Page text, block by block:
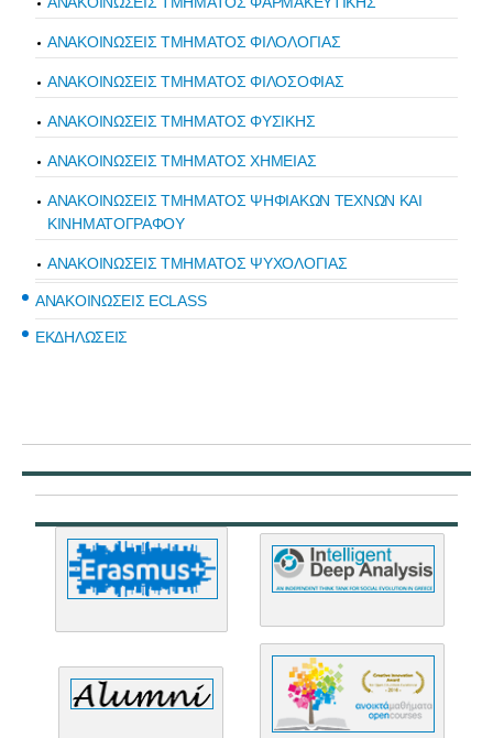
ΑΝΑΚΟΙΝΩΣΕΙΣ ΤΜΗΜΑΤΟΣ ΦΙΛΟΛΟΓΙΑΣ
ΑΝΑΚΟΙΝΩΣΕΙΣ ΤΜΗΜΑΤΟΣ ΦΙΛΟΣΟΦΙΑΣ
ΑΝΑΚΟΙΝΩΣΕΙΣ ΤΜΗΜΑΤΟΣ ΦΥΣΙΚΗΣ
ΑΝΑΚΟΙΝΩΣΕΙΣ ΤΜΗΜΑΤΟΣ ΧΗΜΕΙΑΣ
ΑΝΑΚΟΙΝΩΣΕΙΣ ΤΜΗΜΑΤΟΣ ΨΗΦΙΑΚΩΝ ΤΕΧΝΩΝ ΚΑΙ
ΚΙΝΗΜΑΤΟΓΡΑΦΟΥ
ΑΝΑΚΟΙΝΩΣΕΙΣ ΤΜΗΜΑΤΟΣ ΨΥΧΟΛΟΓΙΑΣ
ΑΝΑΚΟΙΝΩΣΕΙΣ ECLASS
ΕΚΔΗΛΩΣΕΙΣ